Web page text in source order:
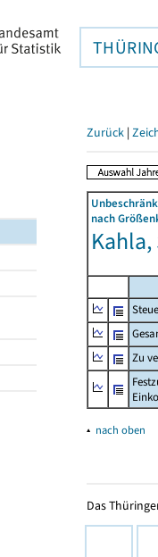
Zurück |
nach
Zu
▴ nach oben
Das